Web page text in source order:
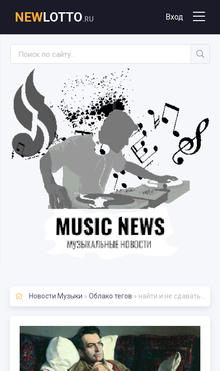
NEWLOTTO.RU Вход
Новости Музыки » Облако тегов » найти и не сдаваться